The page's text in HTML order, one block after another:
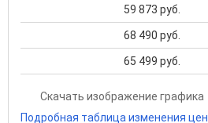
59 873 руб.
68 490 руб.
65 499 руб.
Скачать изображение графика
Подробная таблица изменения цен